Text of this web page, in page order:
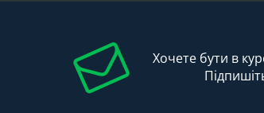
Хочете бути в